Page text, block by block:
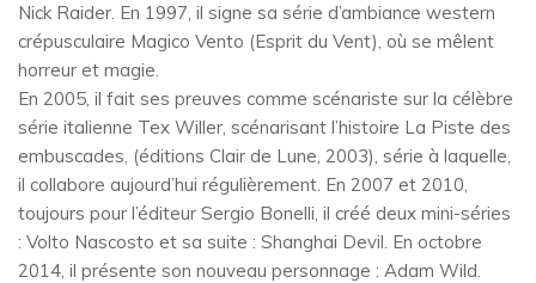
Nick Raider. En 1997, il signe sa série d’ambiance western
crépusculaire Magico Vento (Esprit du Vent), où se mêlent
horreur et magie.
En 2005, il fait ses preuves comme scénariste sur la célèbre
série italienne Tex Willer, scénarisant l’histoire La Piste des
embuscades, (éditions Clair de Lune, 2003), série à laquelle,
il collabore aujourd’hui régulièrement. En 2007 et 2010,
toujours pour l’éditeur Sergio Bonelli, il créé deux mini-séries
: Volto Nascosto et sa suite : Shanghai Devil. En octobre
2014, il présente son nouveau personnage : Adam Wild.